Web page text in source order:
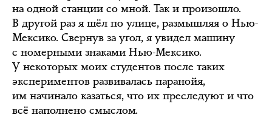
на одной станции со мной. Так и произошло.
В другой раз я шёл по улице, размышляя о Нью-
Мексико. Свернув за угол, я увидел машину
с номерными знаками Нью-Мексико.
У некоторых моих студентов после таких
экспериментов развивалась паранойя,
им начинало казаться, что их преследуют и что
всё наполнено смыслом.